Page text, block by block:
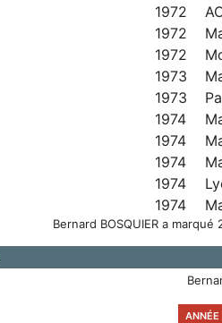
1972
1972
1972
1973
1973
1974
1974
1974
1974
1974
Bernard BOSQUIER a
ANNÉE